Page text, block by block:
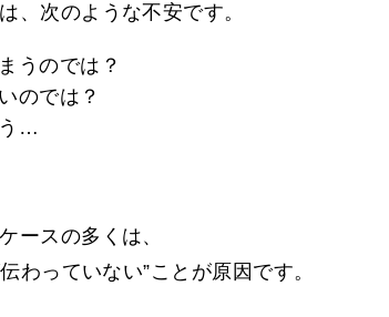
、次のような不安です。
うのでは？
のでは？
…
ースの多くは、
わっていない”ことが原因です。